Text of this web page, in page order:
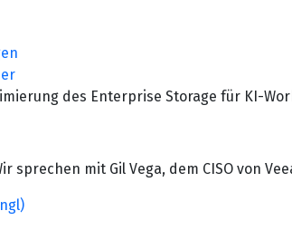
des Enterprise Storage für KI-
sprechen mit Gil Vega, dem CISO von